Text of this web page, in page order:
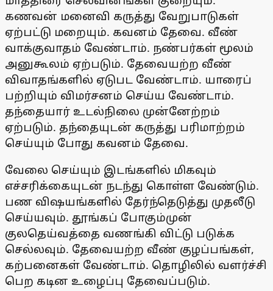
கணவன் மனைவி கருத்து வேறுபாடுகள்
ஏற்பட்டு மறையும். கவனம் தேவை. வீண்
வாக்குவாதம் வேண்டாம். நண்பர்கள் மூலம்
அனுகூலம் ஏற்படும். தேவையற்ற வீண்
விவாதங்களில் ஏடுபட வேண்டாம். யாரைப்
பற்றியும் விமர்சனம் செய்ய வேண்டாம்.
தந்தையார் உடல்நிலை முன்னேற்றம்
ஏற்படும். தந்தையுடன் கருத்து பரிமாற்றம்
செய்யும் போது கவனம் தேவை.
வேலை செய்யும் இடங்களில் மிகவும்
எச்சரிக்கையுடன் நடந்து கொள்ள வேண்டும்.
பண விஷயங்களில் தேர்ந்தெடுத்து முதலீடு
செய்யவும். தூங்கப் போகும்முன்
குலதெய்வத்தை வணங்கி விட்டு படுக்க
செல்லவும். தேவையற்ற வீண் குழப்பங்கள்,
கற்பனைகள் வேண்டாம். தொழிலில் வளர்ச்சி
பெற கடின உழைப்பு தேவைப்படும்.